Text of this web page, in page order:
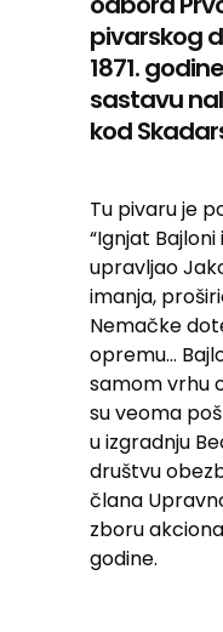
pivarskog
1871.
sastavu
kod
Tu pivaru je
“Ignjat Bajloni
upravljao
imanja,
Nemačke
opremu…
samom vrhu
su veoma
u izgradnju
društvu
člana
zboru
godine.